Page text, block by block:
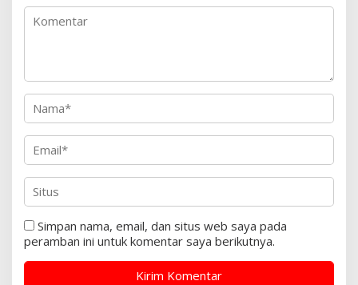
Simpan nama, email, dan situs web saya pada
peramban ini untuk komentar saya berikutnya.